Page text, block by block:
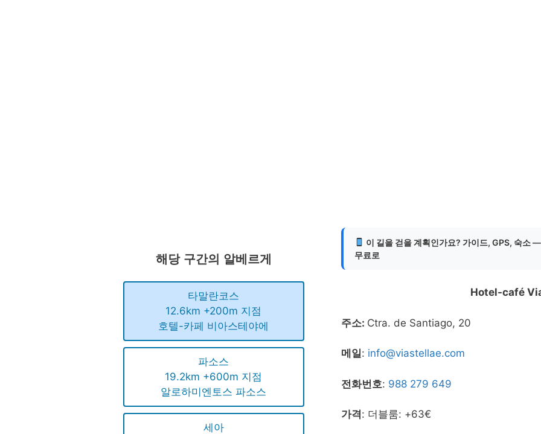
해당 구간의 알베르게
타말란코스
12.6km +200m 지점
호텔-카페 비아스테야에
파소스
19.2km +600m 지점
알로하미엔토스 파소스
세아
이 길을 걷을 계획인가요? 가이드, GPS, 숙소
무료로
Hotel-café
주소: Ctra. de Santiago, 20
메일: info@viastellae.com
전화번호: 988 279 649
가격 : 더블룸: +63€